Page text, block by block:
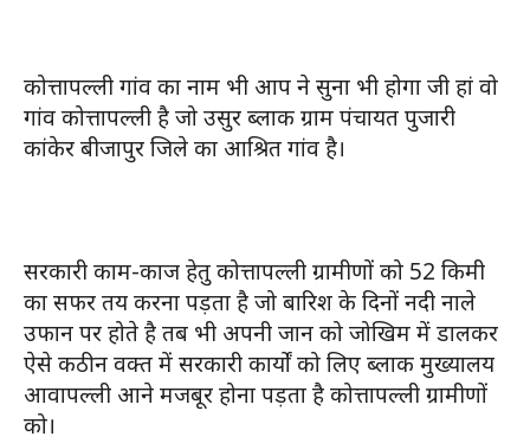
कोत्तापल्ली गांव का नाम भी आप ने सुना भी होगा जी हां वो
गांव कोत्तापल्ली है जो उसुर ब्लाक ग्राम पंचायत पुजारी
कांकेर बीजापुर जिले का आश्रित गांव है।
सरकारी काम-काज हेतु कोत्तापल्ली ग्रामीणों को 52 किमी
का सफर तय करना पड़ता है जो बारिश के दिनों नदी नाले
उफान पर होते है तब भी अपनी जान को जोखिम में डालकर
ऐसे कठीन वक्त में सरकारी कार्यों को लिए ब्लाक मुख्यालय
आवापल्ली आने मजबूर होना पड़ता है कोत्तापल्ली ग्रामीणों
को।